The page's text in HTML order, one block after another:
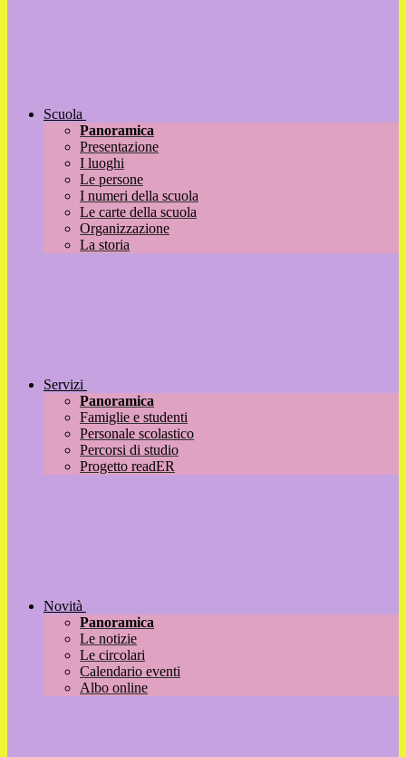
Scuola
Panoramica
Presentazione
I luoghi
Le persone
I numeri della scuola
Le carte della scuola
Organizzazione
La storia
Servizi
Panoramica
Famiglie e studenti
Personale scolastico
Percorsi di studio
Progetto readER
Novità
Panoramica
Le notizie
Le circolari
Calendario eventi
Albo online